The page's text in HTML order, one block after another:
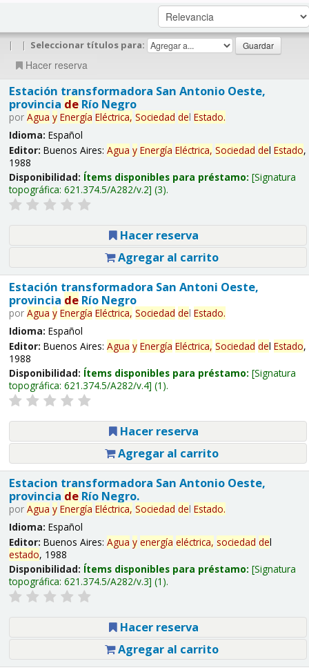
| | Seleccionar títulos para:
Hacer reserva
Estación transformadora San Antonio Oeste,
provincia deRío Negro
por Agua y Energía Eléctrica, Sociedad del Estado.
Idioma: Español
Editor: Buenos Aires: Agua y Energía Eléctrica, Sociedad del Estado,
1988
Disponibilidad: Ítems disponibles para préstamo: Signatura
topográfica: 621.374.5/A282/v.2 (3).
Hacer reserva
Agregar al carrito
Estación transformadora San Antoni Oeste,
provincia deRío Negro
por Agua y Energía Eléctrica, Sociedad del Estado.
Idioma: Español
Editor: Buenos Aires: Agua y Energía Eléctrica, Sociedad del Estado,
1988
Disponibilidad: Ítems disponibles para préstamo: Signatura
topográfica: 621.374.5/A282/v.4 (1).
Hacer reserva
Agregar al carrito
Estacion transformadora San Antonio Oeste,
provincia deRío Negro.
por Agua y Energía Eléctrica, Sociedad del Estado.
Idioma: Español
Editor: Buenos Aires: Agua y energía eléctrica, sociedad del
estado, 1988
Disponibilidad: Ítems disponibles para préstamo: Signatura
topográfica: 621.374.5/A282/v.3 (1).
Hacer reserva
Agregar al carrito